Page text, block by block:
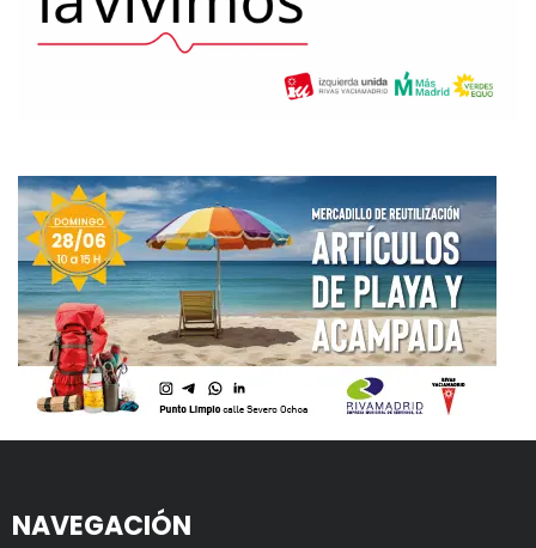
NAVEGACIÓN